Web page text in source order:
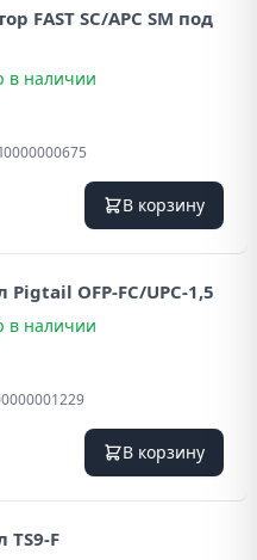
FAST SC/APC SM под
в наличии
В корзину
Pigtail OFP-FC/UPC-1,5
в наличии
В корзину
TS9-F